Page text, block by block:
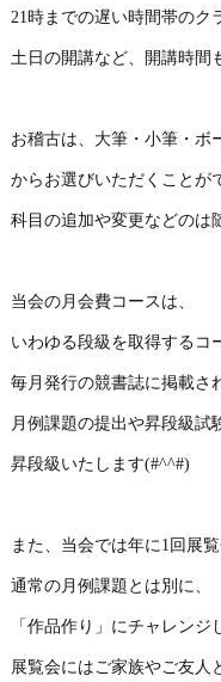
21時までの遅い時間帯のク
土日の開講など、開講時間
お稽古は、大筆・小筆・ボ
からお選びいただくことが
科目の追加や変更などの
当会の月会費コースは、
いわゆる段級を取得するコ
毎月発行の競書誌に掲載さ
月例課題の提出や昇段級試
昇段級いたします(#^^#)
また、当会では年に1回展
通常の月例課題とは別に、
「作品作り」にチャレンジ
展覧会にはご家族やご友人